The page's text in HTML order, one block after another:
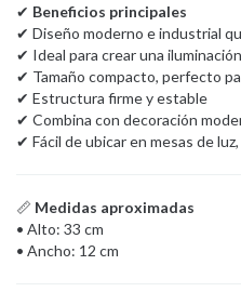
✔ Beneficios principales
✔ Diseño moderno e industrial
✔ Ideal para crear una
✔ Tamaño compacto, perfecto
✔ Estructura firme y estable
✔ Combina con decoración
✔ Fácil de ubicar en mesas de
📏 Medidas aproximadas
• Alto: 33 cm
• Ancho: 12 cm